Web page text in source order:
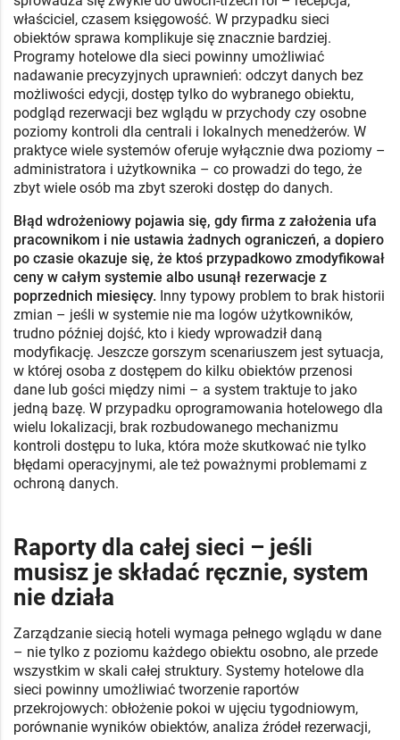
właściciel, czasem księgowość. W przypadku sieci
obiektów sprawa komplikuje się znacznie bardziej.
Programy hotelowe dla sieci powinny umożliwiać
nadawanie precyzyjnych uprawnień: odczyt danych bez
możliwości edycji, dostęp tylko do wybranego obiektu,
podgląd rezerwacji bez wglądu w przychody czy osobne
poziomy kontroli dla centrali i lokalnych menedżerów. W
praktyce wiele systemów oferuje wyłącznie dwa poziomy –
administratora i użytkownika – co prowadzi do tego, że
zbyt wiele osób ma zbyt szeroki dostęp do danych.
Błąd wdrożeniowy pojawia się, gdy firma z założenia ufa
pracownikom i nie ustawia żadnych ograniczeń, a dopiero
po czasie okazuje się, że ktoś przypadkowo zmodyfikował
ceny w całym systemie albo usunął rezerwacje z
poprzednich miesięcy. Inny typowy problem to brak historii
zmian – jeśli w systemie nie ma logów użytkowników,
trudno później dojść, kto i kiedy wprowadził daną
modyfikację. Jeszcze gorszym scenariuszem jest sytuacja,
w której osoba z dostępem do kilku obiektów przenosi
dane lub gości między nimi – a system traktuje to jako
jedną bazę. W przypadku oprogramowania hotelowego dla
wielu lokalizacji, brak rozbudowanego mechanizmu
kontroli dostępu to luka, która może skutkować nie tylko
błędami operacyjnymi, ale też poważnymi problemami z
ochroną danych.
Raporty dla całej sieci – jeśli
musisz je składać ręcznie, system
nie działa
Zarządzanie siecią hoteli wymaga pełnego wglądu w dane
– nie tylko z poziomu każdego obiektu osobno, ale przede
wszystkim w skali całej struktury. Systemy hotelowe dla
sieci powinny umożliwiać tworzenie raportów
przekrojowych: obłożenie pokoi w ujęciu tygodniowym,
porównanie wyników obiektów, analiza źródeł rezerwacji,